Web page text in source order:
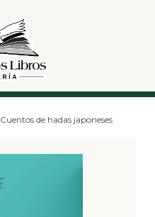
Cuentos de hadas japoneses